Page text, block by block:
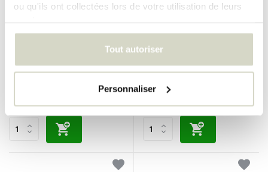
ou qu'ils ont collectées lors de votre utilisation de leurs
Tout autoriser
Personnaliser
Ensemble de 3 bols Eviaya
Eimy
€67,90